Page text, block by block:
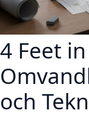
4 Feet
och